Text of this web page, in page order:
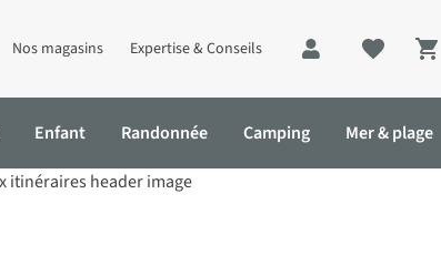
Nos magasins Expertise & Conseils
Enfant Randonnée Camping Mer & plage